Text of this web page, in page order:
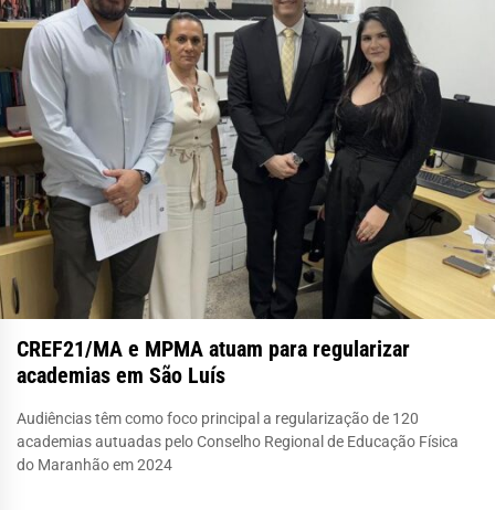
CREF21/MA e MPMA atuam para regularizar
academias em São Luís
Audiências têm como foco principal a regularização de 120
academias autuadas pelo Conselho Regional de Educação Física
do Maranhão em 2024